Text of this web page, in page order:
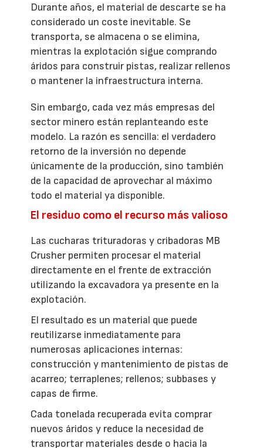
Durante años, el material de descarte se ha
considerado un coste inevitable. Se
transporta, se almacena o se elimina,
mientras la explotación sigue comprando
áridos para construir pistas, realizar rellenos
o mantener la infraestructura interna.
Sin embargo, cada vez más empresas del
sector minero están replanteando este
modelo. La razón es sencilla: el verdadero
retorno de la inversión no depende
únicamente de la producción, sino también
de la capacidad de aprovechar al máximo
todo el material ya disponible.
El residuo como el recurso más valioso
Las cucharas trituradoras y cribadoras MB
Crusher permiten procesar el material
directamente en el frente de extracción
utilizando la excavadora ya presente en la
explotación.
El resultado es un material que puede
reutilizarse inmediatamente para
numerosas aplicaciones internas:
construcción y mantenimiento de pistas de
acarreo; terraplenes; rellenos; subbases y
capas de firme.
Cada tonelada recuperada evita comprar
nuevos áridos y reduce la necesidad de
transportar materiales desde o hacia la